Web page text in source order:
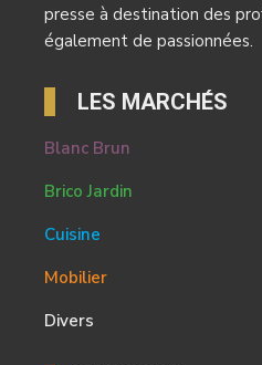
presse à destination des
également de passionnées.
LES MARCHÉS
Blanc Brun
Brico Jardin
Cuisine
Mobilier
Divers